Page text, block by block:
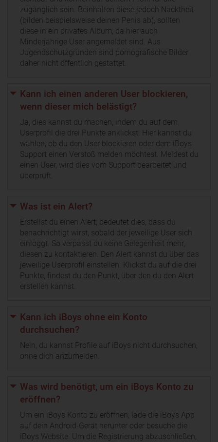
zugänglich sein. Beinhalten diese jedoch Nacktheit
(bilden beispielsweise deinen Penis ab), sollten
diese in ein privates Album, da hier auch
Minderjährige User angemeldet sind. Aus
Jugendschutzgründen sind pornografische Bilder
daher nicht öffentlich gestattet.
Kann ich einen anderen User blockieren,
wenn dieser mich belästigt?
Ja, dies kannst du machen, indem du auf dem
Userprofil die drei Punkte anklickst. Hier kannst du
wählen, ob du den User blockieren oder dem iBoys
Support einen Verstoß melden möchtest. Meldest du
einen User, wird dies vom Support bearbeitet und
überprüft.
Was ist ein Alert?
Erstellst du einen Alert, bedeutet dies, dass du
benachrichtigt wirst, sobald der jeweilige User sich
einloggt. So verpasst du keine Gelegenheit mehr,
diesen zu kontaktieren. Den Alert kannst du über das
jeweilige Userprofil einstellen. Klickst du auf die drei
Punkte, findest du den Punkt, über den du den Alert
erstellen kannst.
Kann ich iBoys ohne ein Konto
durchsuchen?
Nein, du kannst Profile auf iBoys nicht durchsuchen,
ohne dich anzumelden.
Was wird benötigt, um ein iBoys Konto zu
eröffnen?
Um ein iBoys Konto zu eröffnen, lade die iBoys App
auf dein Android-Gerät herunter oder besuche die
iBoys Website. Um die Registrierung abzuschließen,